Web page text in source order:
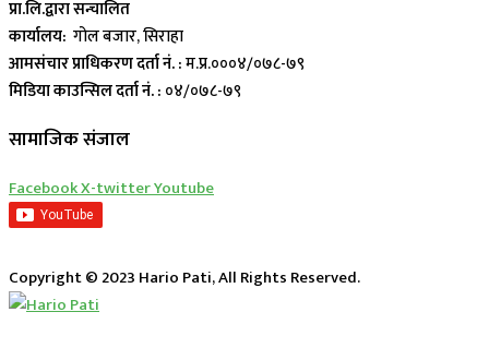
प्रा.लि.द्वारा सन्चालित
कार्यालय: गोल बजार, सिराहा
आमसंचार प्राधिकरण दर्ता नं. :म.प्र.०००४/०७८-७९
मिडिया काउन्सिल दर्ता नं. : ०४/०७८-७९
सामाजिक संजाल
FacebookX-twitterYoutube
Copyright © 2023 Hario Pati, All Rights Reserved.